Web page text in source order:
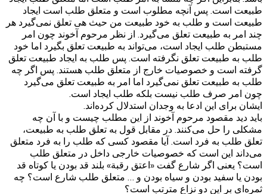
طبیعت است. پس آنچه مطلوب است و متعلق طلب است ایجاد
طبیعت است و طلب به خود طبیعت من حیث هی تعلق نمی‌گیرد هر
چند امر به طبیعت تعلق می‌گیرد. از نظر مرحوم آخوند چون امر
مستبطن طلب ایجاد است، می‌تواند به طبیعت تعلق بگیرد اما خود
طلب به طبیعت تعلق نگرفته است. پس طلب به ایجاد طبیعت تعلق
گرفته است و خصوصیات خارج از متعلق طلب هستند. پس اگر چه
طلب به طبیعت تعلق نمی‌گیرد اما امر به طبیعت تعلق می‌گیرد
چون امر صرف طلب نیست بلکه طلب ایجاد است.
ایشان برای این ادعا به وجدان استدلال کرده‌اند.
باید دید مقصود مرحوم آخوند از این مطلب چیست و با آن چه
مشکلی را حل می‌کنند. در مقابل قول به تعلق طلب به طبیعت،
تعلق طلب به فرد است. آیا مقصود کسی که طلب را به فرد متعلق
می‌داند این است که خصوصیات خارجی داخل در متعلق طلب
است؟ یعنی اگر شارع گفت «اعتق رقبة» بلند قد بودن یا کوتاه قد
بودن یا سفید بودن و سیاه بودن و … متعلق طلب شارع است؟ چه
ثمره‌ای بر این دو نزاع مترتب است؟